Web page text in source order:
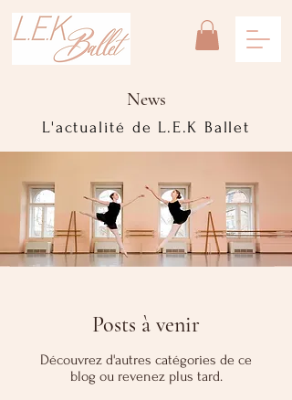
News
L'actualité de L.E.K Ballet
Posts à venir
Découvrez d'autres catégories de ce
blog ou revenez plus tard.